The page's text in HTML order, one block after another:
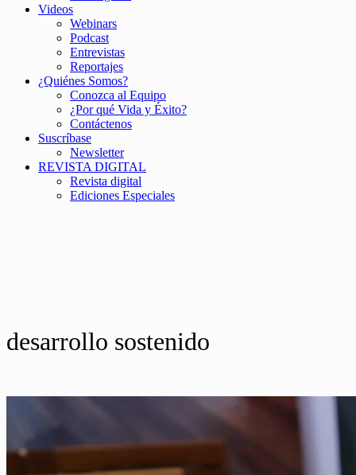
Videos
Webinars
Podcast
Entrevistas
Reportajes
¿Quiénes Somos?
Conozca al Equipo
¿Por qué Vida y Éxito?
Contáctenos
Suscríbase
Newsletter
REVISTA DIGITAL
Revista digital
Ediciones Especiales
desarrollo sostenido